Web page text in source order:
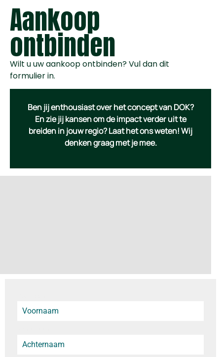
Aankoop
ontbinden
Wilt u uw aankoop ontbinden? Vul dan dit
formulier in.
Ben jij enthousiast over het concept van DOK?
En zie jij kansen om de impact verder uit te
breiden in jouw regio? Laat het ons weten! Wij
denken graag met je mee.